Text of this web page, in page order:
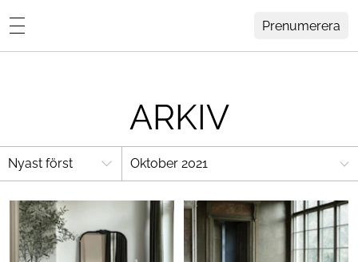
Prenumerera
Design
Trädgård
Influencers
Arkitektur
Lovisa Häger MENY
HEM
OM
KATEGORIER
ARKIV
KONTAKT
ARKIV
Oktober 2021